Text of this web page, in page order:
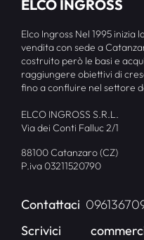
ELCO INGROSS
Elco Ingross Nel 1995 inizia
vendita con sede a
costruito però le basi e
raggiungere obiettivi di
fino a confluire nel settore
ELCO INGROSS S.R.L.
Via dei Conti Falluc 2/1
88100 Catanzaro (CZ)
P.iva 03211520790
Contattaci
Scrivici